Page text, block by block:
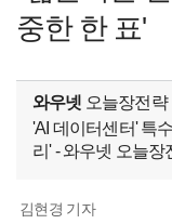
중한 한 표'
와우넷 오늘장전략
'AI 데이터센터' 특
리' - 와우넷 오늘장
김현경 기자